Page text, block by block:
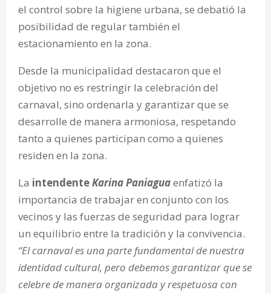
el control sobre la higiene urbana, se debatió la
posibilidad de regular también el
estacionamiento en la zona.
Desde la municipalidad destacaron que el
objetivo no es restringir la celebración del
carnaval, sino ordenarla y garantizar que se
desarrolle de manera armoniosa, respetando
tanto a quienes participan como a quienes
residen en la zona.
La intendenteKarina Paniaguaenfatizó la
importancia de trabajar en conjunto con los
vecinos y las fuerzas de seguridad para lograr
un equilibrio entre la tradición y la convivencia.
“El carnaval es una parte fundamental de nuestra
identidad cultural, pero debemos garantizar que se
celebre de manera organizada y respetuosa con